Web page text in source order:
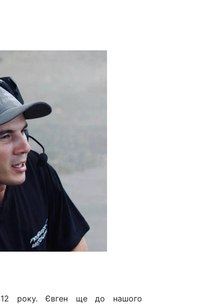
року. Євген ще до нашого